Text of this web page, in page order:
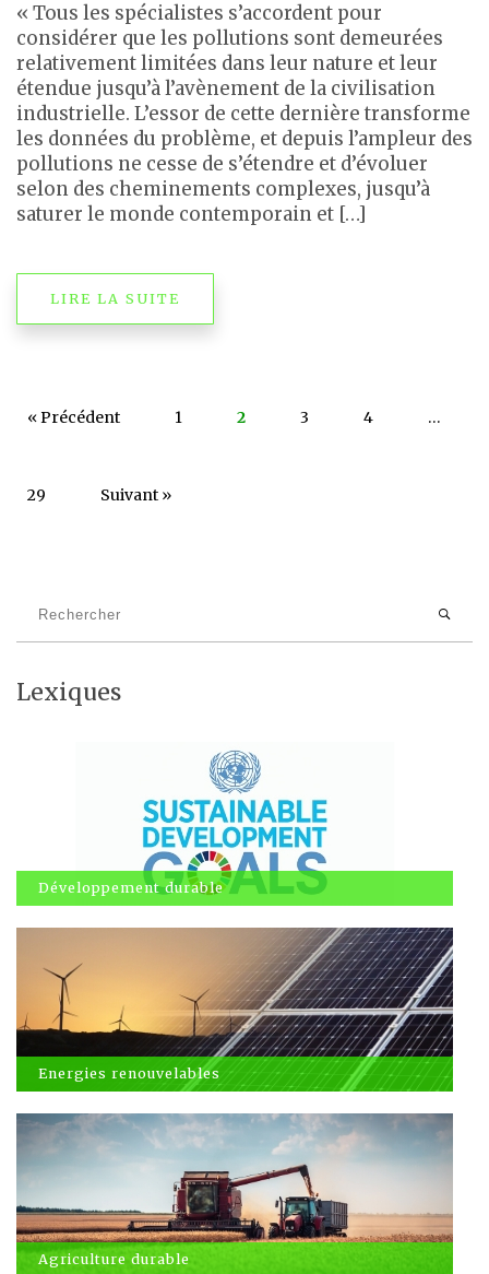
« Tous les spécialistes s’accordent pour
considérer que les pollutions sont demeurées
relativement limitées dans leur nature et leur
étendue jusqu’à l’avènement de la civilisation
industrielle. L’essor de cette dernière transforme
les données du problème, et depuis l’ampleur des
pollutions ne cesse de s’étendre et d’évoluer
selon des cheminements complexes, jusqu’à
saturer le monde contemporain et […]
LIRE LA SUITE
« Précédent 1 2 3 4 …
29 Suivant »
Lexiques
Développement durable
Energies renouvelables
Agriculture durable